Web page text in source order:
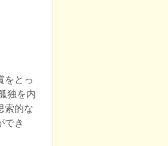
をとっ
独を内
索的な
でき